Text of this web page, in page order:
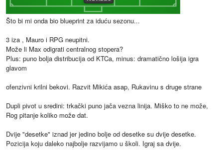
Što bi mi onda bio blueprint za iduću sezonu...
3 iza , Mauro i RPG neupitni.
Može li Max odigrati centralnog stopera?
Plus: puno bolja distribucija od KTCa, minus: dramatično lošija igra
glavom
ofenzivni krilni bekovi. Razvit Mikića asap, Rukavinu s druge strane
Dupli pivot u sredini: trkački puno jača vezna linija. Miško to ne može,
Rog pitanje koliko može dat.
Dvije "desetke" iznad jer jedino bolje od desetke su dvije desetke.
Pozicija koju daleko najbolje razvijamo u školi. Igraj sa dvije.